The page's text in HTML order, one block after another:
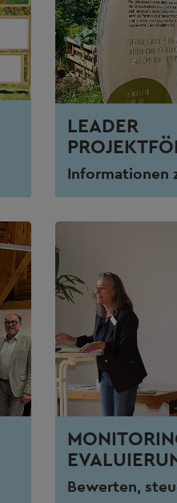
LEADER
Informationen
Bewerten,